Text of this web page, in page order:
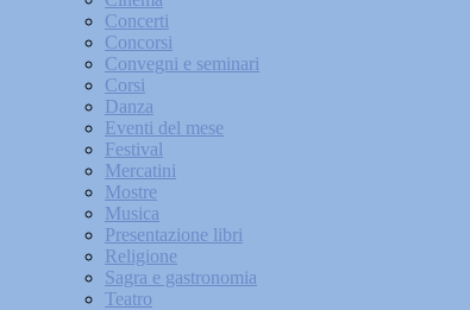
Concerti
Concorsi
Convegni e seminari
Corsi
Danza
Eventi del mese
Festival
Mercatini
Mostre
Musica
Presentazione libri
Religione
Sagra e gastronomia
Teatro